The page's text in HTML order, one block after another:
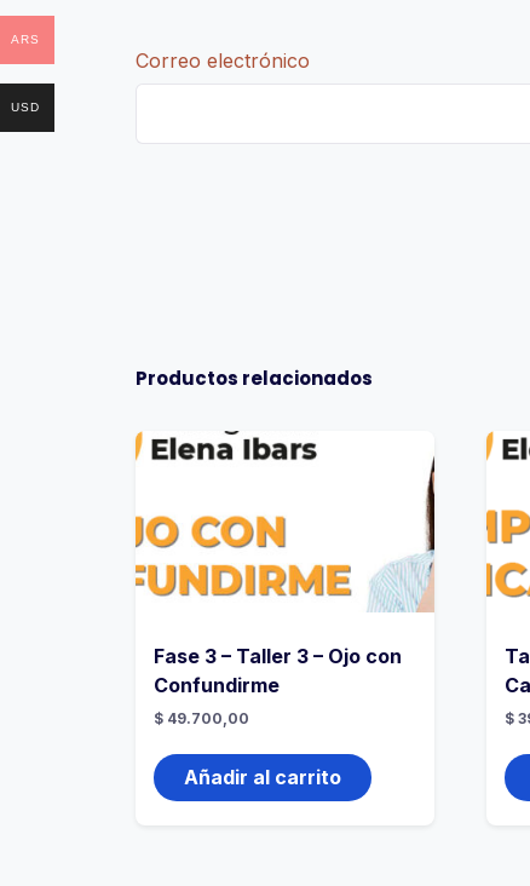
Correo electrónico
Productos relacionados
Fase 3 – Taller 3 – Ojo con
Confundirme
$ 49.700,00
Añadir al carrito
$
ARS
USD